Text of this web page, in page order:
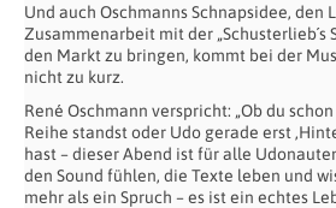
Und auch Oschmanns Schnapsidee, den
Zusammenarbeit mit der „Schusterlieb´s
den Markt zu bringen, kommt bei der
nicht zu kurz.
René Oschmann verspricht: „Ob du
Reihe standst oder Udo gerade erst
hast – dieser Abend ist für alle
den Sound fühlen, die Texte leben und
mehr als ein Spruch – es ist ein echtes